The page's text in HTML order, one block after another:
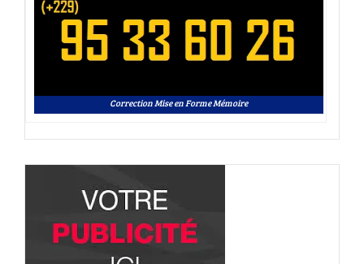
Correction Mise en Forme Mémoire